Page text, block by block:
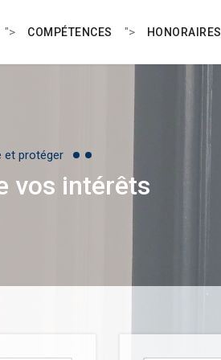
"> COMPÉTENCES "> HONORAIRES
et protéger
vos intérêts